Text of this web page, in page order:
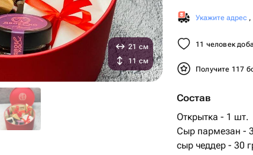
Укажите адрес ,
11 человек
Получите 117
Состав
Открытка - 1 шт.
Сыр пармезан -
сыр чеддер - 30
21 см
11 см